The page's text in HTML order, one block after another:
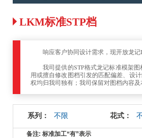
LKM标准STP档
响应客户协同设计需求，现开放龙
我司提供的STP格式龙记标准模架
用或擅自修改图档引发的匹配偏差、设
权均归我司独有；我司保留对图档内容
系列： 不限 花式：
备注: 标准加工“有”表示